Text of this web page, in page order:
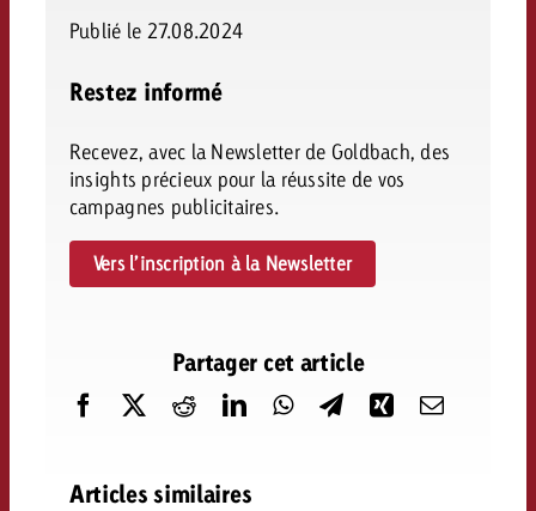
Publié le 27.08.2024
Restez informé
Recevez, avec la Newsletter de Goldbach, des
insights précieux pour la réussite de vos
campagnes publicitaires.
Vers l’inscription à la Newsletter
Partager cet article
Articles similaires